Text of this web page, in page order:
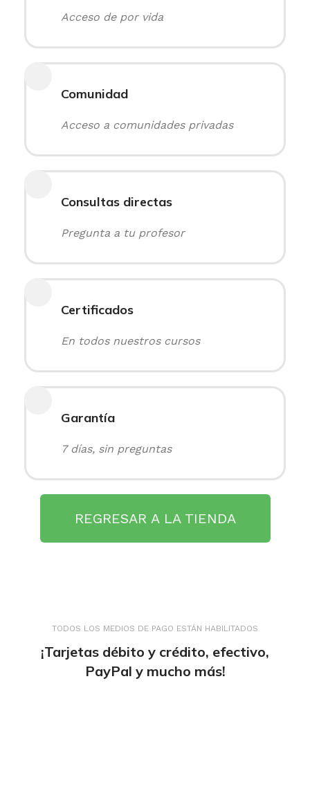
Acceso de por vida
Comunidad
Acceso a comunidades privadas
Consultas directas
Pregunta a tu profesor
Certificados
En todos nuestros cursos
Garantía
7 días, sin preguntas
REGRESAR A LA TIENDA
TODOS LOS MEDIOS DE PAGO ESTÁN HABILITADOS
¡Tarjetas débito y crédito, efectivo,
PayPal y mucho más!